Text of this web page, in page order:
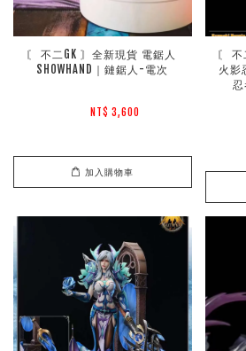
〘 不二GK 〙全新現貨 電鋸人
SHOWHAND｜鏈鋸人-電次
NT$ 3,600
加入購物車
〘
火影